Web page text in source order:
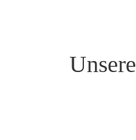
Unsere